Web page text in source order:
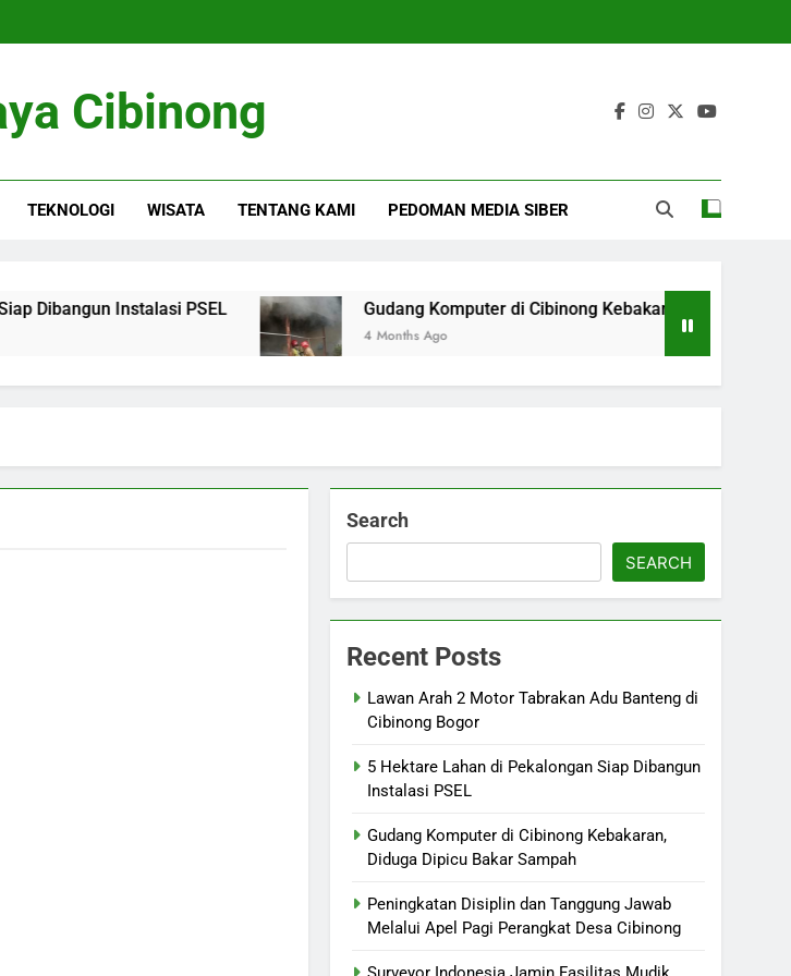
Cibinong
TEKNOLOGI WISATA TENTANG KAMI PEDOMAN MEDIA SIBER
Instalasi PSEL Gudang Komputer di Cibinong Kebakaran, Diduga Dipicu
4 Months Ago
Search
SEARCH
Recent Posts
Lawan Arah 2 Motor Tabrakan Adu Banteng di
Cibinong Bogor
5 Hektare Lahan di Pekalongan Siap Dibangun
Instalasi PSEL
Gudang Komputer di Cibinong Kebakaran,
Diduga Dipicu Bakar Sampah
Peningkatan Disiplin dan Tanggung Jawab
Melalui Apel Pagi Perangkat Desa Cibinong